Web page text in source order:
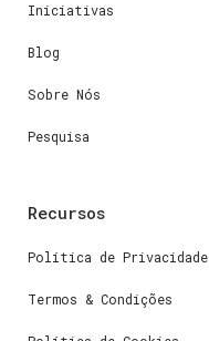
Iniciativas
Blog
Sobre Nós
Pesquisa
Recursos
Política de Privacidade
Termos & Condições